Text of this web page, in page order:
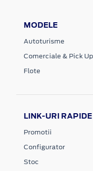
MODELE
Autoturisme
Comerciale & Pick
Flote
LINK-URI RAPIDE
Promotii
Configurator
Stoc